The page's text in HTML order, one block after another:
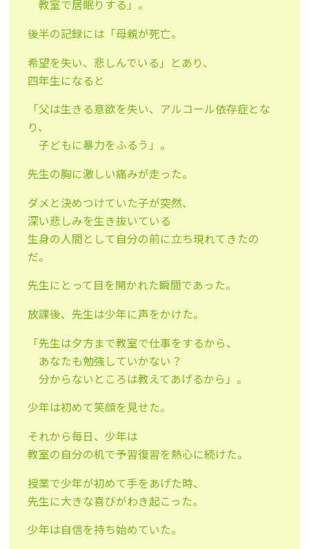
教室で居眠りする」。
後半の記録には「母親が死亡。
希望を失い、悲しんでいる」とあり、
四年生になると
「父は生きる意欲を失い、アルコール依存症とな
り、
子どもに暴力をふるう」。
先生の胸に激しい痛みが走った。
ダメと決めつけていた子が突然、
深い悲しみを生き抜いている
生身の人間として自分の前に立ち現れてきたの
だ。
先生にとって目を開かれた瞬間であった。
放課後、先生は少年に声をかけた。
「先生は夕方まで教室で仕事をするから、
あなたも勉強していかない？
分からないところは教えてあげるから」。
少年は初めて笑顔を見せた。
それから毎日、少年は
教室の自分の机で予習復習を熱心に続けた。
授業で少年が初めて手をあげた時、
先生に大きな喜びがわき起こった。
少年は自信を持ち始めていた。